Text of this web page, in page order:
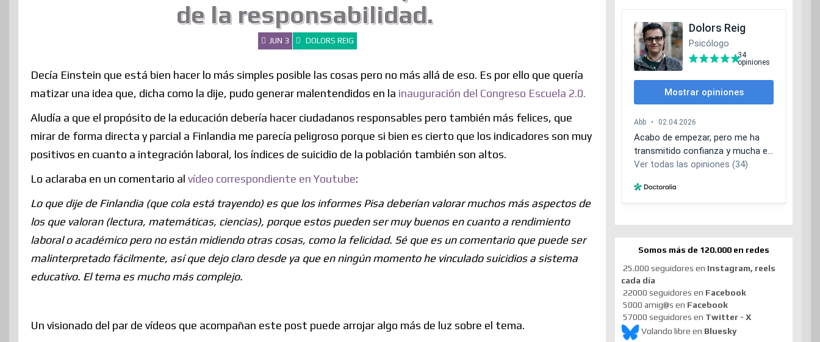
de la responsabilidad.
JUN 3 DOLORS REIG
Decía Einstein que está bien hacer lo más simples posible las cosas pero no más allá de eso. Es por ello que quería
matizar una idea que, dicha como la dije, pudo generar malentendidos en la inauguración del Congreso Escuela 2.0.
Aludía a que el propósito de la educación debería hacer ciudadanos responsables pero también más felices, que
mirar de forma directa y parcial a Finlandia me parecía peligroso porque si bien es cierto que los indicadores son muy
positivos en cuanto a integración laboral, los índices de suicidio de la población también son altos.
Lo aclaraba en un comentario al vídeo correspondiente en Youtube:
Lo que dije de Finlandia (que cola está trayendo) es que los informes Pisa deberían valorar muchos más aspectos de
los que valoran (lectura, matemáticas, ciencias), porque estos pueden ser muy buenos en cuanto a rendimiento
laboral o académico pero no están midiendo otras cosas, como la felicidad. Sé que es un comentario que puede ser
malinterpretado fácilmente, así que dejo claro desde ya que en ningún momento he vinculado suicidios a sistema
educativo. El tema es mucho más complejo.
Un visionado del par de vídeos que acompañan este post puede arrojar algo más de luz sobre el tema.
Somos más de 120.000 en redes
25.000 seguidores en Instagram, reels
cada día
22000 seguidores en Facebook
5000 amig@s en Facebook
57000 seguidores en Twitter - X
Volando libre en Bluesky